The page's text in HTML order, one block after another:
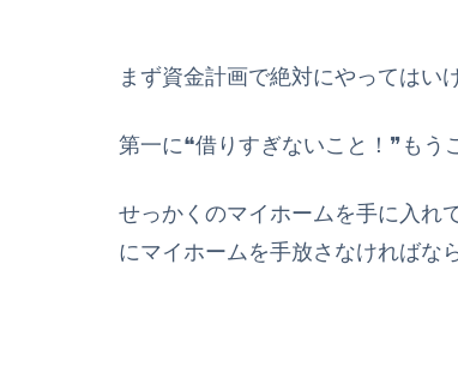
まず資金計画で絶対にやってはい
第一に❝借りすぎないこと！❞もう
せっかくのマイホームを手に入れ
にマイホームを手放さなければな